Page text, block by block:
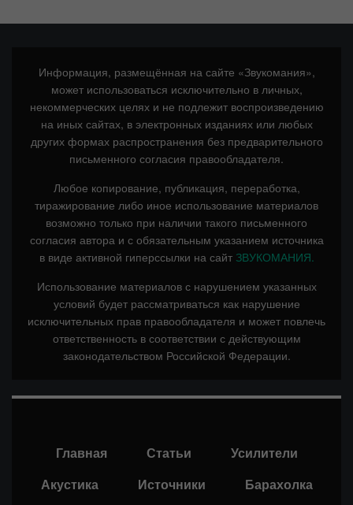
Информация, размещённая на сайте «Звукомания»,
может использоваться исключительно в личных,
некоммерческих целях и не подлежит воспроизведению
на иных сайтах, в электронных изданиях или любых
других формах распространения без предварительного
письменного согласия правообладателя.
Любое копирование, публикация, переработка,
тиражирование либо иное использование материалов
возможно только при наличии такого письменного
согласия автора и с обязательным указанием источника
в виде активной гиперссылки на сайт ЗВУКОМАНИЯ.
Использование материалов с нарушением указанных
условий будет рассматриваться как нарушение
исключительных прав правообладателя и может повлечь
ответственность в соответствии с действующим
законодательством Российской Федерации.
Главная Статьи
Усилители
Акустика
Источники Барахолка